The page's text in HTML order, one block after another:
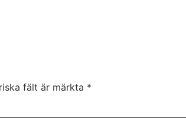
fält är märkta *